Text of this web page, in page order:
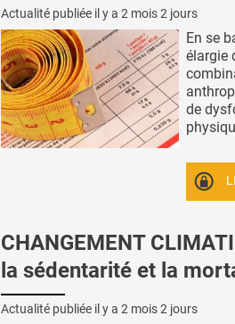
Actualité publiée il y a 2 mois 2 jours
En se
élargie
de
CHANGEMENT
la sédentarité et la
Actualité publiée il y a 2 mois 2 jours